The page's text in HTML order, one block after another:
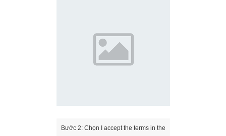
Bước 2: Chọn I accept the terms in the